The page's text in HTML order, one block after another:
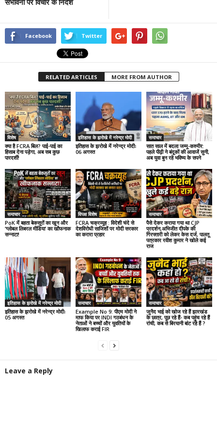
संभावना पर विचार के निर्देश
Facebook Twitter
RELATED ARTICLES MORE FROM AUTHOR
विशेष
क्या है FCRA बिल? पाई-पाई का
हिसाब देना पड़ेगा, अब सब कुछ
पारदर्शी!
इतिहास के झरोखे में नरेन्द्र मोदी
इतिहास के झरोखे में नरेन्द्र मोदीः
06 अगस्त
समाचार
सात साल में बदला जम्मू-कश्मीर:
पहले पीढ़ी ने बंदूकों की आवाजें सुनी,
अब युवा बुन रहे भविष्य के सपने
समाचार
PoK में बहता बेकसूरों का खून और
‘ग्लोबल लिबरल मीडिया’ का खौफनाक
सन्नाटा!
विपक्ष विशेष
FCRA चक्रव्यूह : विदेशी चंदे से
देशविरोधी साजिशों पर मोदी सरकार
का करारा प्रहार
समाचार
पैसे देकर कराया गया था CJP
प्रदर्शन,अभिजीत दीपके की
गिरफ्तारी को लेकर केस दर्ज, पालतू
पत्रकार रवीश कुमार ने खोले कई
राज
इतिहास के झरोखे में नरेन्द्र मोदी
इतिहास के झरोखे में नरेन्द्र मोदीः
05 अगस्त
समाचार
Example No 9: पीएम मोदी ने
माफ किया पर INDI गठबंधन के
नेताओं ने बच्चों और युवतियों के
खिलाफ कराई FIR
समाचार
जुनैद भाई को खोज रहे हैं झारखंड
के छात्र, पूछ रहे हैं- कब पहुंच रहे हैं
रांची, कब से बिरयानी बांट रहे हैं ?
Leave a Reply